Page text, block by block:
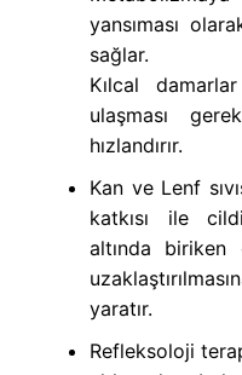
yansıması
sağlar.
Kılcal
ulaşması
hızlandırır.
Kan ve Lenf
katkısı ile
altında
yaratır.
Refleksoloji